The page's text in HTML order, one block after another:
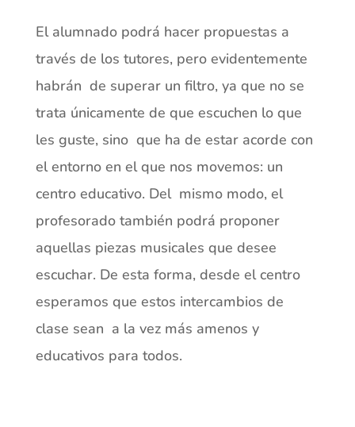
El alumnado podrá hacer propuestas a
través de los tutores, pero evidentemente
habrán de superar un filtro, ya que no se
trata únicamente de que escuchen lo que
les guste, sino que ha de estar acorde con
el entorno en el que nos movemos: un
centro educativo. Del mismo modo, el
profesorado también podrá proponer
aquellas piezas musicales que desee
escuchar. De esta forma, desde el centro
esperamos que estos intercambios de
clase sean a la vez más amenos y
educativos para todos.